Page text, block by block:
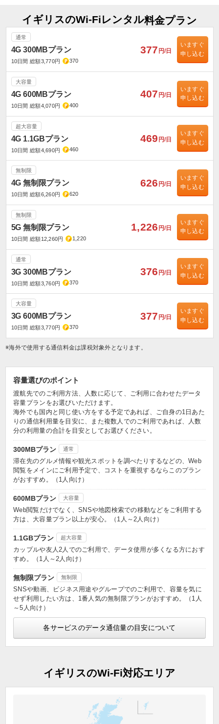
イギリスのWi-Fiレンタル料金プラン
通常
4G 300MBプラン
10日間 総額3,770円 370
377 円/日
いますぐ
申し込む
大容量
4G 600MBプラン
10日間 総額4,070円 400
407 円/日
いますぐ
申し込む
超大容量
4G 1.1GBプラン
10日間 総額4,690円 460
469 円/日
いますぐ
申し込む
無制限
4G 無制限プラン
10日間 総額6,260円 620
626 円/日
いますぐ
申し込む
無制限
5G 無制限プラン
10日間 総額12,260円 1,220
1,226 円/日
いますぐ
申し込む
通常
3G 300MBプラン
10日間 総額3,760円 370
376 円/日
いますぐ
申し込む
大容量
3G 600MBプラン
10日間 総額3,770円 370
377 円/日
いますぐ
申し込む
※海外で使用する通信料金は課税対象外となります。
容量選びのポイント
渡航先でのご利用方法、人数に応じて、ご利用に合わせたデータ
容量プランをお選びいただけます。
海外でも国内と同じ使い方をする予定であれば、ご自身の1日あた
りの通信利用量を目安に、また複数人でのご利用であれば、人数
分の利用量の合計を目安としてお選びください。
300MBプラン 通常
滞在先のグルメ情報や観光スポットを調べたりするなどの、Web
閲覧をメインにご利用予定で、コストを重視するならこのプラン
がおすすめ。（1人向け）
600MBプラン 大容量
Web閲覧だけでなく、SNSや地図検索での移動などをご利用する
方は、大容量プラン以上が安心。（1人～2人向け）
1.1GBプラン 超大容量
カップルや友人2人でのご利用で、データ使用が多くなる方におす
すめ。（1人～2人向け）
無制限プラン 無制限
SNSや動画、ビジネス用途やグループでのご利用で、容量を気に
せず利用したい方は、1番人気の無制限プランがおすすめ。（1人
～5人向け）
各サービスのデータ通信量の目安について
イギリスのWi-Fi対応エリア